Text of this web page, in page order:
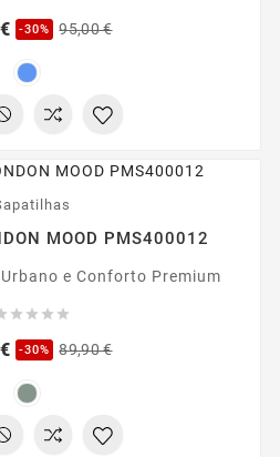
-30% 95,00 €Preço
Preço
MOOD PMS400012
e Conforto Premium
   
-30% 89,90 €Preço
Preço